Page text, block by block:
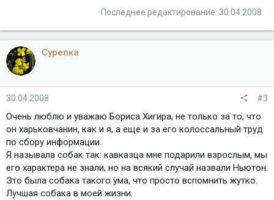
Последнее редактирование: 30.04.2008
Сурепка
30.04.2008 #3
Очень люблю и уважаю Бориса Хигира, не только за то, что
он харьковчанин, как и я, а еще и за его колоссальный труд
по сбору информации.
Я называла собак так: кавказца мне подарили взрослым, мы
его характера не знали, но на всякий случай назвали Ньютон.
Это была собака такого ума, что просто вспомнить жутко.
Лучшая собака в моей жизни.